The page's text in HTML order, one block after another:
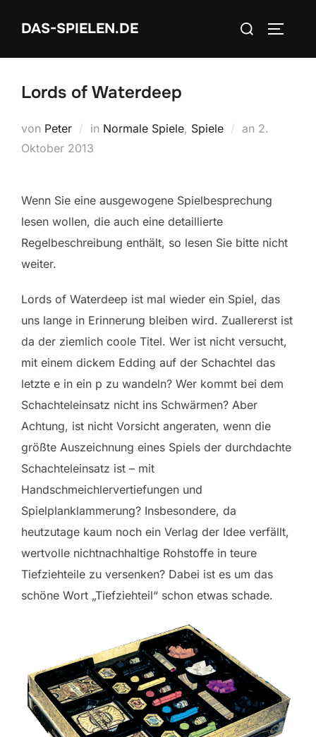
InhaltDAS-SPIELEN.DE
Suchen
Lords of Waterdeep
von Peter in Normale Spiele, Spiele an 2.
Oktober 2013
Wenn Sie eine ausgewogene Spielbesprechung
lesen wollen, die auch eine detaillierte
Regelbeschreibung enthält, so lesen Sie bitte nicht
weiter.
Lords of Waterdeep ist mal wieder ein Spiel, das
uns lange in Erinnerung bleiben wird. Zuallererst ist
da der ziemlich coole Titel. Wer ist nicht versucht,
mit einem dickem Edding auf der Schachtel das
letzte e in ein p zu wandeln? Wer kommt bei dem
Schachteleinsatz nicht ins Schwärmen? Aber
Achtung, ist nicht Vorsicht angeraten, wenn die
größte Auszeichnung eines Spiels der durchdachte
Schachteleinsatz ist – mit
Handschmeichlervertiefungen und
Spielplanklammerung? Insbesondere, da
heutzutage kaum noch ein Verlag der Idee verfällt,
wertvolle nichtnachhaltige Rohstoffe in teure
Tiefziehteile zu versenken? Dabei ist es um das
schöne Wort „Tiefziehteil“ schon etwas schade.